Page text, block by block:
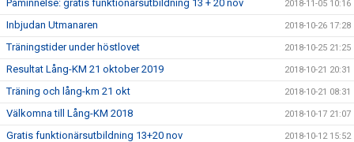
Påminnelse: gratis funktionärsutbildning 13 + 20 nov 2018-11-05 10:16
Inbjudan Utmanaren 2018-10-26 17:28
Träningstider under höstlovet 2018-10-25 21:25
Resultat Lång-KM 21 oktober 2019 2018-10-21 20:31
Träning och lång-km 21 okt 2018-10-21 08:31
Välkomna till Lång-KM 2018 2018-10-17 21:07
Gratis funktionärsutbildning 13+20 nov 2018-10-12 15:52